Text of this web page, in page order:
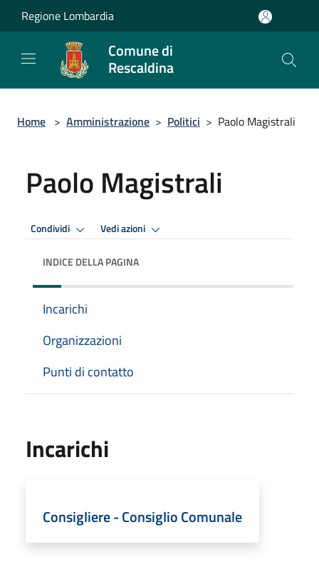
Salta al contenuto principale
Regione Lombardia
Comune di
Rescaldina
Home > Amministrazione > Politici > Paolo Magistrali
Paolo Magistrali
Condividi Vedi azioni
INDICE DELLA PAGINA
Incarichi
Organizzazioni
Punti di contatto
Incarichi
Consigliere - Consiglio Comunale